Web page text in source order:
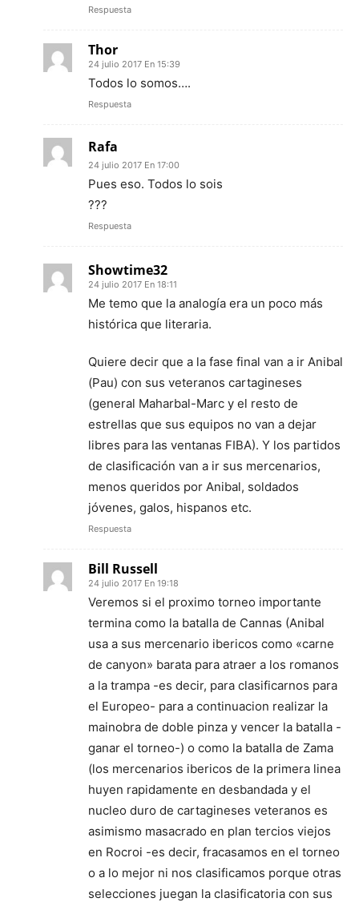
Respuesta
Thor
24 julio 2017 En 15:39
Todos lo somos….
Respuesta
Rafa
24 julio 2017 En 17:00
Pues eso. Todos lo sois
???
Respuesta
Showtime32
24 julio 2017 En 18:11
Me temo que la analogía era un poco más
histórica que literaria.
Quiere decir que a la fase final van a ir Anibal
(Pau) con sus veteranos cartagineses
(general Maharbal-Marc y el resto de
estrellas que sus equipos no van a dejar
libres para las ventanas FIBA). Y los partidos
de clasificación van a ir sus mercenarios,
menos queridos por Anibal, soldados
jóvenes, galos, hispanos etc.
Respuesta
Bill Russell
24 julio 2017 En 19:18
Veremos si el proximo torneo importante
termina como la batalla de Cannas (Anibal
usa a sus mercenario ibericos como «carne
de canyon» barata para atraer a los romanos
a la trampa -es decir, para clasificarnos para
el Europeo- para a continuacion realizar la
mainobra de doble pinza y vencer la batalla -
ganar el torneo-) o como la batalla de Zama
(los mercenarios ibericos de la primera linea
huyen rapidamente en desbandada y el
nucleo duro de cartagineses veteranos es
asimismo masacrado en plan tercios viejos
en Rocroi -es decir, fracasamos en el torneo
o a lo mejor ni nos clasificamos porque otras
selecciones juegan la clasificatoria con sus